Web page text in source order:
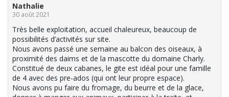
Nathalie
30 août 2021
Très belle exploitation, accueil chaleureux, beaucoup de
possibilités d’activités sur site.
Nous avons passé une semaine au balcon des oiseaux, à
proximité des daims et de la mascotte du domaine Charly.
Constitué de deux cabanes, le gite est idéal pour une famille
de 4 avec des pre-ados (qui ont leur propre espace).
Nous avons pu faire du fromage, du beurre et de la glace,